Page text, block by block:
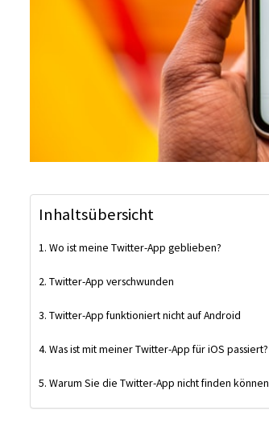
Inhaltsübersicht
Wo ist meine Twitter-App geblieben?
Twitter-App verschwunden
Twitter-App funktioniert nicht auf Android
Was ist mit meiner Twitter-App für iOS passiert?
Warum Sie die Twitter-App nicht finden können